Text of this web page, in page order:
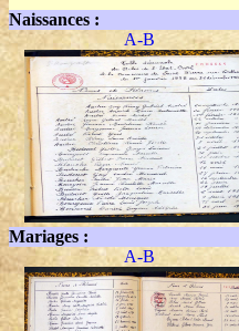
Naissances :
A-B
Mariages :
A-B